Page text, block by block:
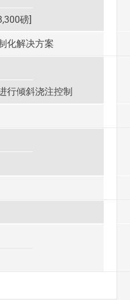
磅]
化解决方案
行倾斜浇注控制